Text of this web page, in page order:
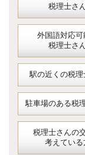
税理士さ
外国語対応可
税理士さ
駅の近くの税理
駐車場のある税
税理士さんの
考えている